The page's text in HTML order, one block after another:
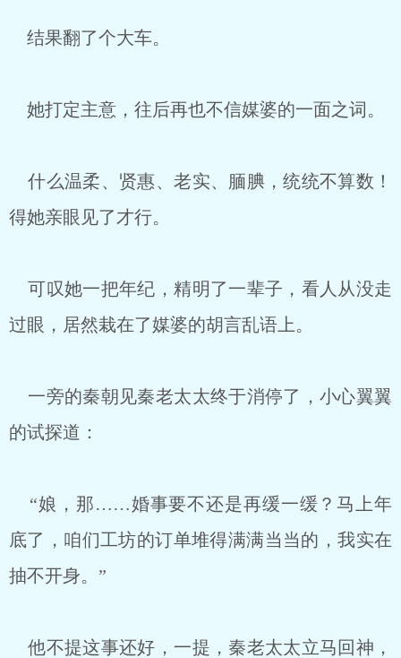
结果翻了个大车。
她打定主意，往后再也不信媒婆的一面之词。
什么温柔、贤惠、老实、腼腆，统统不算数！
得她亲眼见了才行。
可叹她一把年纪，精明了一辈子，看人从没走
过眼，居然栽在了媒婆的胡言乱语上。
一旁的秦朝见秦老太太终于消停了，小心翼翼
的试探道：
“娘，那……婚事要不还是再缓一缓？马上年
底了，咱们工坊的订单堆得满满当当的，我实在
抽不开身。”
他不提这事还好，一提，秦老太太立马回神，